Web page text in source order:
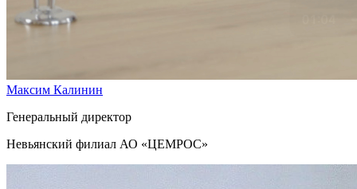
Максим Калинин
Генеральный директор
Невьянский филиал АО «ЦЕМРОС»